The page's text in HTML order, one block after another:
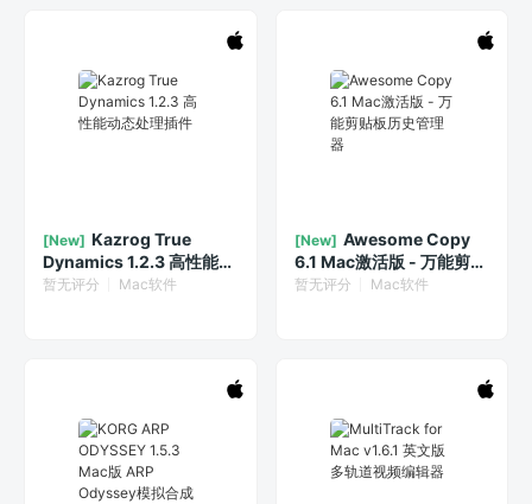
[New] Kazrog True
Dynamics 1.2.3 高性能动
态处理插件
暂无评分 Mac软件
[New] Awesome Copy
6.1 Mac激活版 - 万能剪贴
板历史管理器
暂无评分 Mac软件